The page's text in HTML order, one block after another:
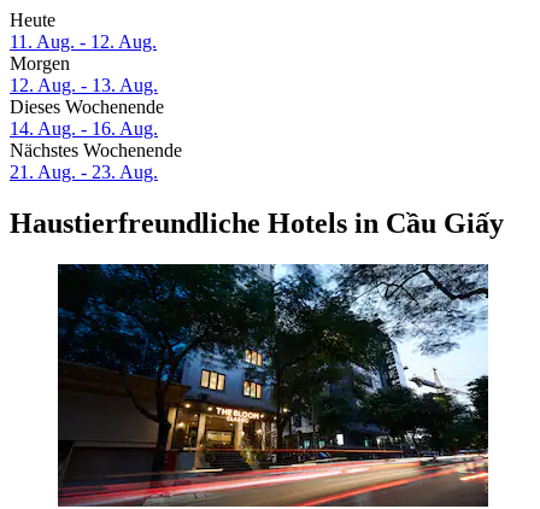
Heute
11. Aug. - 12. Aug.
Morgen
12. Aug. - 13. Aug.
Dieses Wochenende
14. Aug. - 16. Aug.
Nächstes Wochenende
21. Aug. - 23. Aug.
Haustierfreundliche Hotels in Cầu Giấy